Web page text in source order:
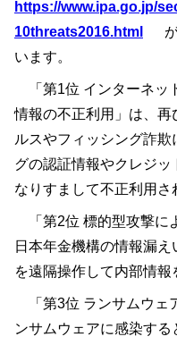
https://www.ipa.go.jp/
10threats2016.html
います。
「第1位 インターネ
情報の不正利用」は、再
ルスやフィッシング詐
グの認証情報やクレジ
なりすまして不正利用さ
「第2位 標的型攻撃
日本年金機構の情報漏
を遠隔操作して内部情報
「第3位 ランサムウ
ンサムウェアに感染す